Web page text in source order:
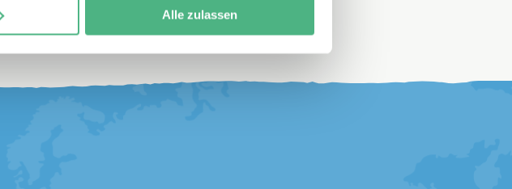
Alle zulassen